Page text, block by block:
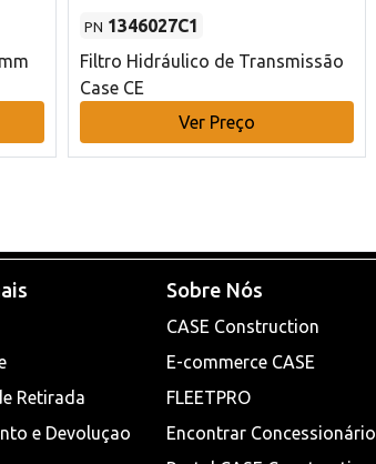
PN 1346027C1
Filtro Hidráulico de Transmissão
Case CE
Ver Preço
Retirada
e Devoluçao
Sobre Nós
CASE Construction
E-commerce CASE
FLEETPRO
Encontrar Concessionário